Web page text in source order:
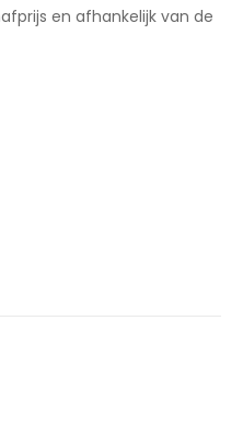
en afhankelijk van de